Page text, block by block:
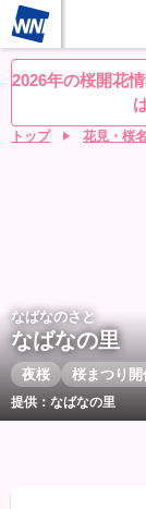
桜レーダー 名所
2026年の桜開花
トップ 花見・桜
なばなのさと
なばなの里
夜桜 桜まつり開
提供：なばなの里